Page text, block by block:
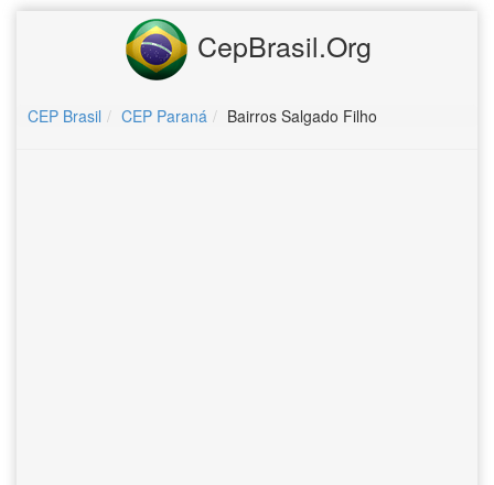
CepBrasil.Org
CEP Brasil CEP Paraná Bairros Salgado Filho